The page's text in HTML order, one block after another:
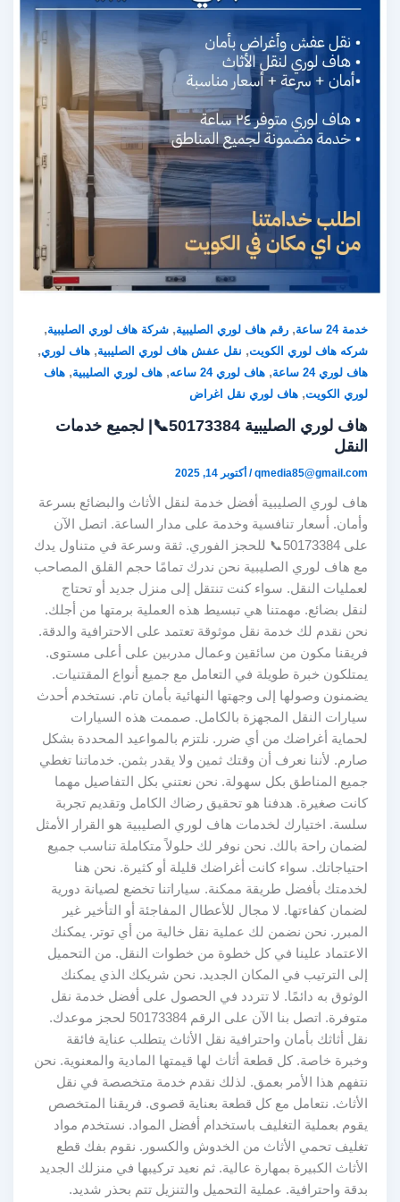
خدمة 24 ساعة ,رقم هاف لوري الصليبية,شركة هاف لوري الصليبية,
شركه هاف لوري الكويت, نقل عفش هاف لوري الصليبية,هاف لوري,
هاف لوري 24 ساعة ,هاف لوري 24 ساعه ,هاف لوري الصليبية,هاف
لوري الكويت,هاف لوري نقل اغراض
هاف لوري الصليبية 50173384📞| لجميع خدمات
النقل
qmedia85@gmail.com
/ أكتوبر 14, 2025
هاف لوري الصليبية أفضل خدمة لنقل الأثاث والبضائع بسرعة
وأمان. أسعار تنافسية وخدمة على مدار الساعة. اتصل الآن
على 50173384📞 للحجز الفوري. ثقة وسرعة في متناول يدك
مع هاف لوري الصليبية نحن ندرك تمامًا حجم القلق المصاحب
لعمليات النقل. سواء كنت تنتقل إلى منزل جديد أو تحتاج
لنقل بضائع. مهمتنا هي تبسيط هذه العملية برمتها من أجلك.
نحن نقدم لك خدمة نقل موثوقة تعتمد على الاحترافية والدقة.
فريقنا مكون من سائقين وعمال مدربين على أعلى مستوى.
يمتلكون خبرة طويلة في التعامل مع جميع أنواع المقتنيات.
يضمنون وصولها إلى وجهتها النهائية بأمان تام. نستخدم أحدث
سيارات النقل المجهزة بالكامل. صممت هذه السيارات
لحماية أغراضك من أي ضرر. نلتزم بالمواعيد المحددة بشكل
صارم. لأننا نعرف أن وقتك ثمين ولا يقدر بثمن. خدماتنا تغطي
جميع المناطق بكل سهولة. نحن نعتني بكل التفاصيل مهما
كانت صغيرة. هدفنا هو تحقيق رضاك الكامل وتقديم تجربة
سلسة. اختيارك لخدمات هاف لوري الصليبية هو القرار الأمثل
لضمان راحة بالك. نحن نوفر لك حلولاً متكاملة تناسب جميع
احتياجاتك. سواء كانت أغراضك قليلة أو كثيرة. نحن هنا
لخدمتك بأفضل طريقة ممكنة. سياراتنا تخضع لصيانة دورية
لضمان كفاءتها. لا مجال للأعطال المفاجئة أو التأخير غير
المبرر. نحن نضمن لك عملية نقل خالية من أي توتر. يمكنك
الاعتماد علينا في كل خطوة من خطوات النقل. من التحميل
إلى الترتيب في المكان الجديد. نحن شريكك الذي يمكنك
الوثوق به دائمًا. لا تتردد في الحصول على أفضل خدمة نقل
متوفرة. اتصل بنا الآن على الرقم 50173384 لحجز موعدك.
نقل أثاثك بأمان واحترافية نقل الأثاث يتطلب عناية فائقة
وخبرة خاصة. كل قطعة أثاث لها قيمتها المادية والمعنوية. نحن
نتفهم هذا الأمر بعمق. لذلك نقدم خدمة متخصصة في نقل
الأثاث. نتعامل مع كل قطعة بعناية قصوى. فريقنا المتخصص
يقوم بعملية التغليف باستخدام أفضل المواد. نستخدم مواد
تغليف تحمي الأثاث من الخدوش والكسور. نقوم بفك قطع
الأثاث الكبيرة بمهارة عالية. ثم نعيد تركيبها في منزلك الجديد
بدقة واحترافية. عملية التحميل والتنزيل تتم بحذر شديد.